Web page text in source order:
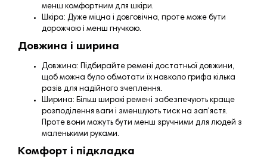
менш комфортним для шкіри.
Шкіра: Дуже міцна і довговічна, проте може бути
дорожчою і менш гнучкою.
Довжина і ширина
Довжина: Підбирайте ремені достатньої довжини,
щоб можна було обмотати їх навколо грифа кілька
разів для надійного зчеплення.
Ширина: Більш широкі ремені забезпечують краще
розподілення ваги і зменшують тиск на зап'ястя.
Проте вони можуть бути менш зручними для людей з
маленькими руками.
Комфорт і підкладка